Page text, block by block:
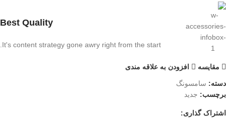
Best Quality
It's content strategy gone awry right from the start.
مقايسه افزودن به علاقه مندی
دسته: سامسونگ
برچسب: جدید
اشتراک گذاری: